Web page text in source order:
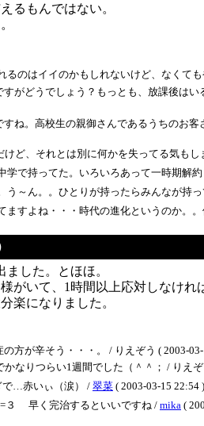
るもんではない。
のはイイのかもしれないけど、なくて
がどうでしょう？もっとも、放課後は
ね。高校生の親御さんであるうちのお
ど、それとは別に何かを失ってる気もし
学で持ってた。いろいろあって一時期解
う～ん。。ひとりが持ったらみんなが持
すよね・・・時代の進化というのか。
した。とほほ。
がいて、1時間以上応対しなけ
楽になりました。
方が辛そう・・・。 / りえぞう ( 2003-03-
なりつらい1週間でした（＾＾； / りえぞ
…赤いぃ（涙） / 翠菜 ( 2003-03-15 22:54 )
=３ 早く完治するといいですね / mika (